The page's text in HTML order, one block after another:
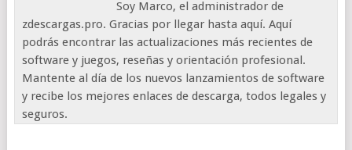
Soy Marco, el administrador de
zdescargas.pro. Gracias por llegar hasta aquí. Aquí
podrás encontrar las actualizaciones más recientes de
software y juegos, reseñas y orientación profesional.
Mantente al día de los nuevos lanzamientos de software
y recibe los mejores enlaces de descarga, todos legales y
seguros.